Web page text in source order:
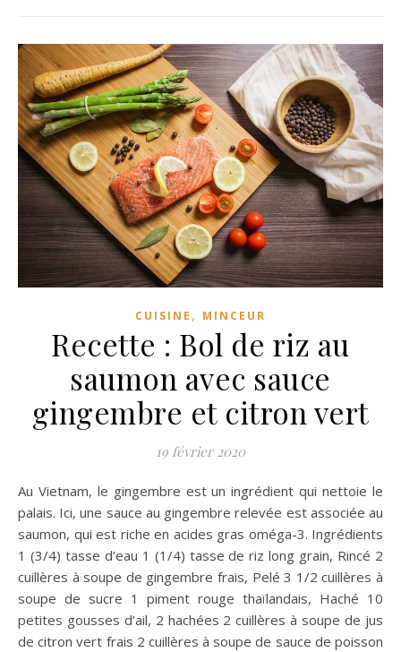
CUISINE , MINCEUR
Recette : Bol de riz au
saumon avec sauce
gingembre et citron vert
19 février 2020
Au Vietnam, le gingembre est un ingrédient qui nettoie le
palais. Ici, une sauce au gingembre relevée est associée au
saumon, qui est riche en acides gras oméga-3. Ingrédients
1 (3/4) tasse d’eau 1 (1/4) tasse de riz long grain, Rincé 2
cuillères à soupe de gingembre frais, Pelé 3 1/2 cuillères à
soupe de sucre 1 piment rouge thaïlandais, Haché 10
petites gousses d’ail, 2 hachées 2 cuillères à soupe de jus
de citron vert frais 2 cuillères à soupe de sauce de poisson